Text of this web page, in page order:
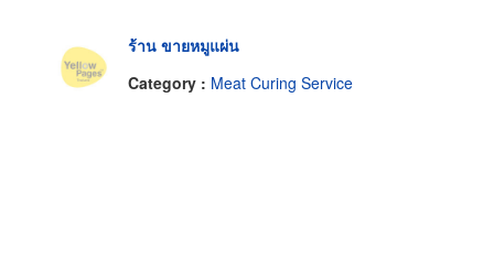
ร้าน ขายหมูแผ่น
Category : Meat Curing Service